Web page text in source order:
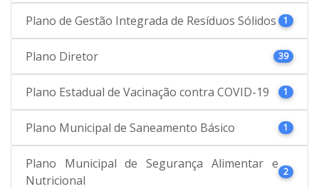
Plano de Gestão Integrada de Resíduos Sólidos 1
Plano Diretor 39
Plano Estadual de Vacinação contra COVID-19 1
Plano Municipal de Saneamento Básico 1
Plano Municipal de Segurança Alimentar e
Nutricional
2